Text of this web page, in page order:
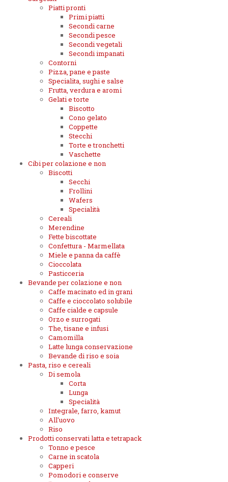
Piatti pronti
Primi piatti
Secondi carne
Secondi pesce
Secondi vegetali
Secondi impanati
Contorni
Pizza, pane e paste
Specialita, sughi e salse
Frutta, verdura e aromi
Gelati e torte
Biscotto
Cono gelato
Coppette
Stecchi
Torte e tronchetti
Vaschette
Cibi per colazione e non
Biscotti
Secchi
Frollini
Wafers
Specialità
Cereali
Merendine
Fette biscottate
Confettura - Marmellata
Miele e panna da caffè
Cioccolata
Pasticceria
Bevande per colazione e non
Caffe macinato ed in grani
Caffe e cioccolato solubile
Caffe cialde e capsule
Orzo e surrogati
The, tisane e infusi
Camomilla
Latte lunga conservazione
Bevande di riso e soia
Pasta, riso e cereali
Di semola
Corta
Lunga
Specialità
Integrale, farro, kamut
All'uovo
Riso
Prodotti conservati latta e tetrapack
Tonno e pesce
Carne in scatola
Capperi
Pomodori e conserve